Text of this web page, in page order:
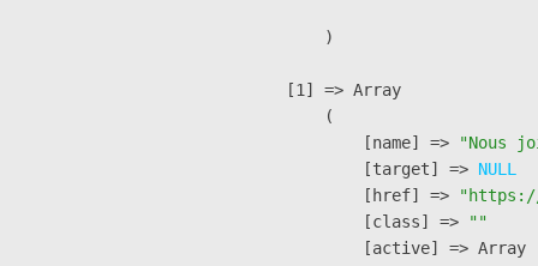
        )
    [1] => Array
        (
            [name] =>
"Nous
            [target] =>
NULL
            [href] =>
            [class] =>
""
            [active] => Array